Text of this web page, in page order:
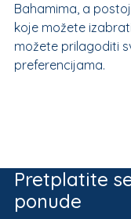
Bahamima, a
koje možete
možete prilagoditi
preferencijama.
Pretplatite
ponude